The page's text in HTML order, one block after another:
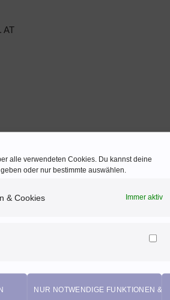
alle verwendeten Cookies. Du kannst deine
oder nur bestimmte auswählen.
& Cookies Immer aktiv
NUR NOTWENDIGE FUNKTIONEN &
AT
EIGENPRODUKTIONEN